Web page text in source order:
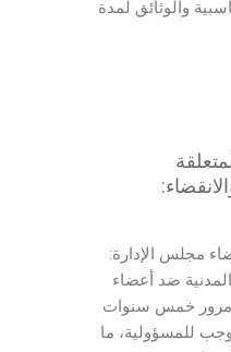
والوثائق لمدة
مجلس الإدارة:
ضد أعضاء
مرور خمس سنوات
للمسؤولية، ما